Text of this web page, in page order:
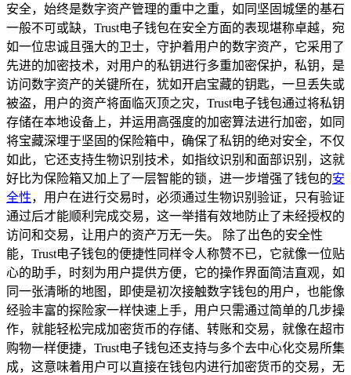
安全，始终是数字资产管理的重中之重，如同坚固城堡的基石
一般不可或缺，Trust电子钱包在安全方面的表现堪称卓越，宛
如一位忠诚且强大的卫士，守护着用户的数字资产，它采用了
先进的加密技术，对用户的私钥进行多重加密保护，私钥，是
访问数字资产的关键所在，犹如开启宝藏的钥匙，一旦丢失或
被盗，用户的资产将面临灭顶之灾，Trust电子钱包通过将私钥
存储在本地设备上，并运用高强度的加密算法进行加密，如同
将宝藏深埋于坚固的保险箱中，确保了私钥的绝对安全，不仅
如此，它还支持生物识别技术，如指纹识别和面部识别，这就
好比为保险箱又加上了一层智能的锁，进一步增强了钱包的安
全性，用户在进行交易时，必须通过生物识别验证，只有验证
通过后才能顺利完成交易，这一举措有效地防止了未经授权的
访问和交易，让用户的资产万无一失。 除了出色的安全性
能，Trust电子钱包的便捷性同样令人称赞不已，它就像一位贴
心的助手，时刻为用户提供方便，它的操作界面简洁直观，如
同一张清晰的地图，即使是初次接触数字钱包的用户，也能像
经验丰富的探险家一样快速上手，用户只需通过简单的几步操
作，就能轻松完成加密货币的存储、转账和交易，就像在超市
购物一样便捷，Trust电子钱包还支持与多个去中心化交易所集
成，这意味着用户可以直接在钱包内进行加密货币的交易，无